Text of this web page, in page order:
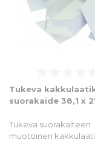
Tukeva
suorakaide 38,1 x
Tukeva suorakaiteen
muotoinen